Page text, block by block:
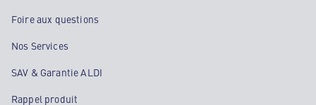
Foire aux questions
Nos Services
SAV & Garantie ALDI
Rappel produit